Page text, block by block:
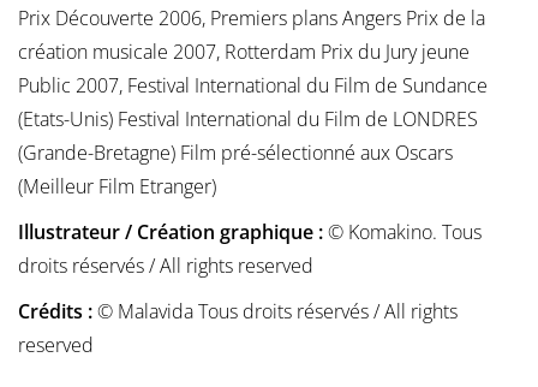
Prix Découverte 2006, Premiers plans Angers Prix de la
création musicale 2007, Rotterdam Prix du Jury jeune
Public 2007, Festival International du Film de Sundance
(Etats-Unis) Festival International du Film de LONDRES
(Grande-Bretagne) Film pré-sélectionné aux Oscars
(Meilleur Film Etranger)
Illustrateur / Création graphique :© Komakino. Tous
droits réservés / All rights reserved
Crédits :© Malavida Tous droits réservés / All rights
reserved